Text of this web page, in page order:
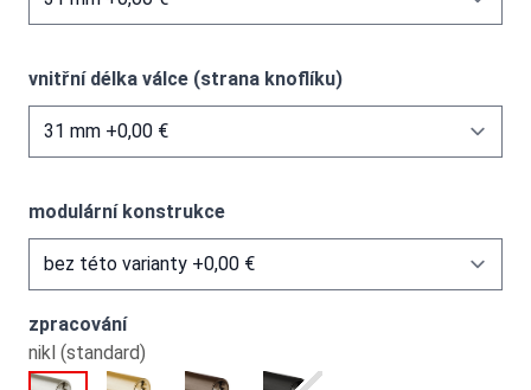
vnitřní délka válce (strana knoflíku)
modulární konstrukce
zpracování
nikl (standard)